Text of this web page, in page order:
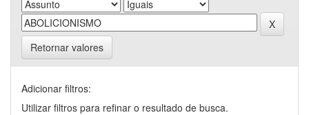
Retornar valores
Adicionar filtros:
Utilizar filtros para refinar o resultado de busca.